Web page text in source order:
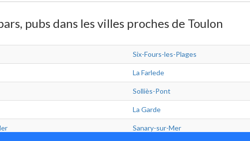
pubs dans les villes proches de Toulon
Six-Fours-les-Plages
La Farlede
Solliès-Pont
La Garde
Sanary-sur-Mer